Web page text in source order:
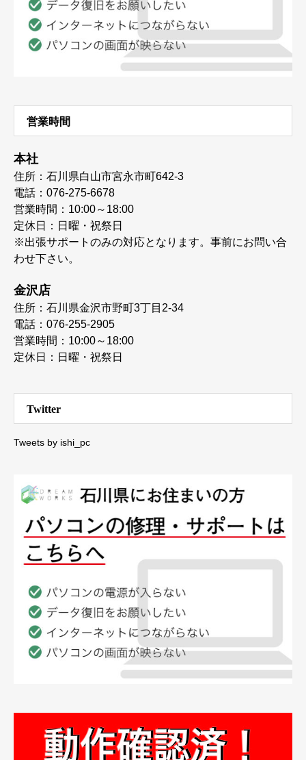
営業時間
本社
住所：石川県白山市宮永市町642-3
電話：076-275-6678
営業時間：10:00～18:00
定休日：日曜・祝祭日
※出張サポートのみの対応となります。事前にお問い合
わせ下さい。
金沢店
住所：石川県金沢市野町3丁目2-34
電話：076-255-2905
営業時間：10:00～18:00
定休日：日曜・祝祭日
Twitter
Tweets by ishi_pc